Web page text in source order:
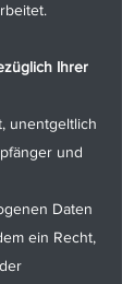
Ihrer
unentgeltlich
und
Daten
ein Recht,